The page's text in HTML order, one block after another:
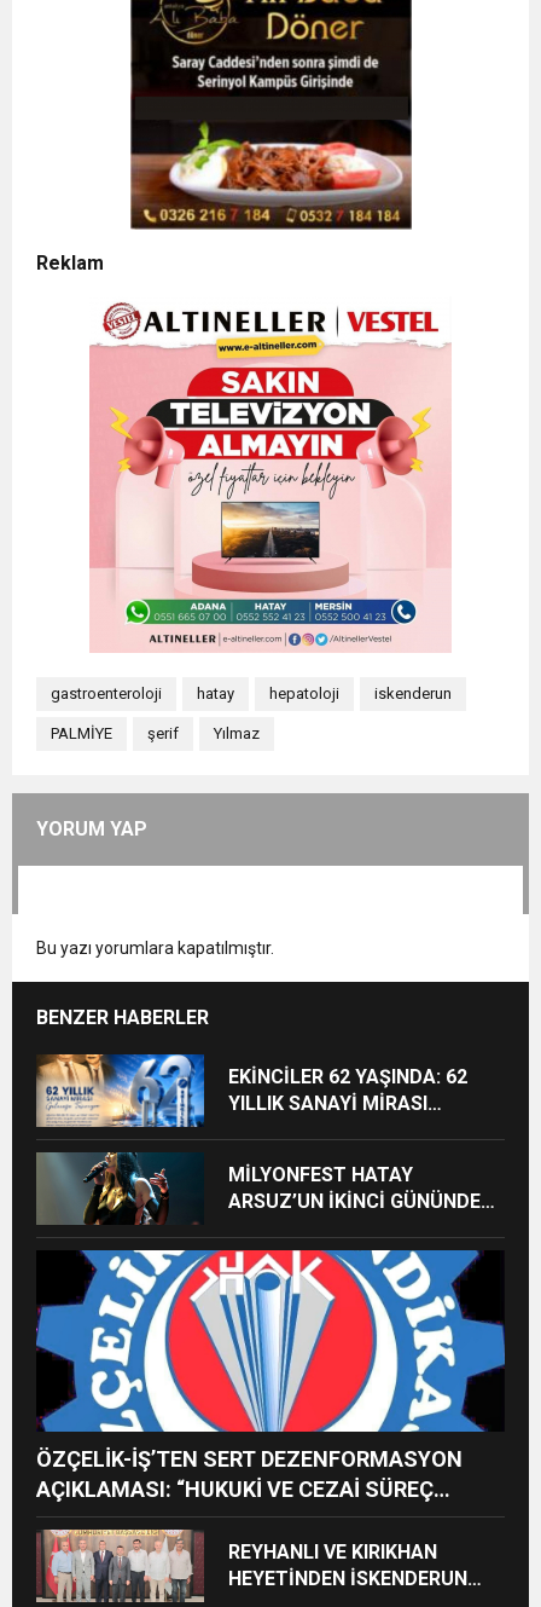
Reklam
gastroenteroloji hatay hepatoloji iskenderun
PALMİYE şerif Yılmaz
YORUM YAP
Bu yazı yorumlara kapatılmıştır.
BENZER HABERLER
EKİNCİLER 62 YAŞINDA: 62
YILLIK SANAYİ MİRASI
MİLYONFEST HATAY
ARSUZ’UN İKİNCİ GÜNÜNDE
ALACAK
ÖZÇELİK-İŞ’TEN SERT DEZENFORMASYON
AÇIKLAMASI: “HUKUKİ VE CEZAİ SÜREÇ
BAŞLATILDI”
REYHANLI VE KIRIKHAN
HEYETİNDEN İSKENDERUN